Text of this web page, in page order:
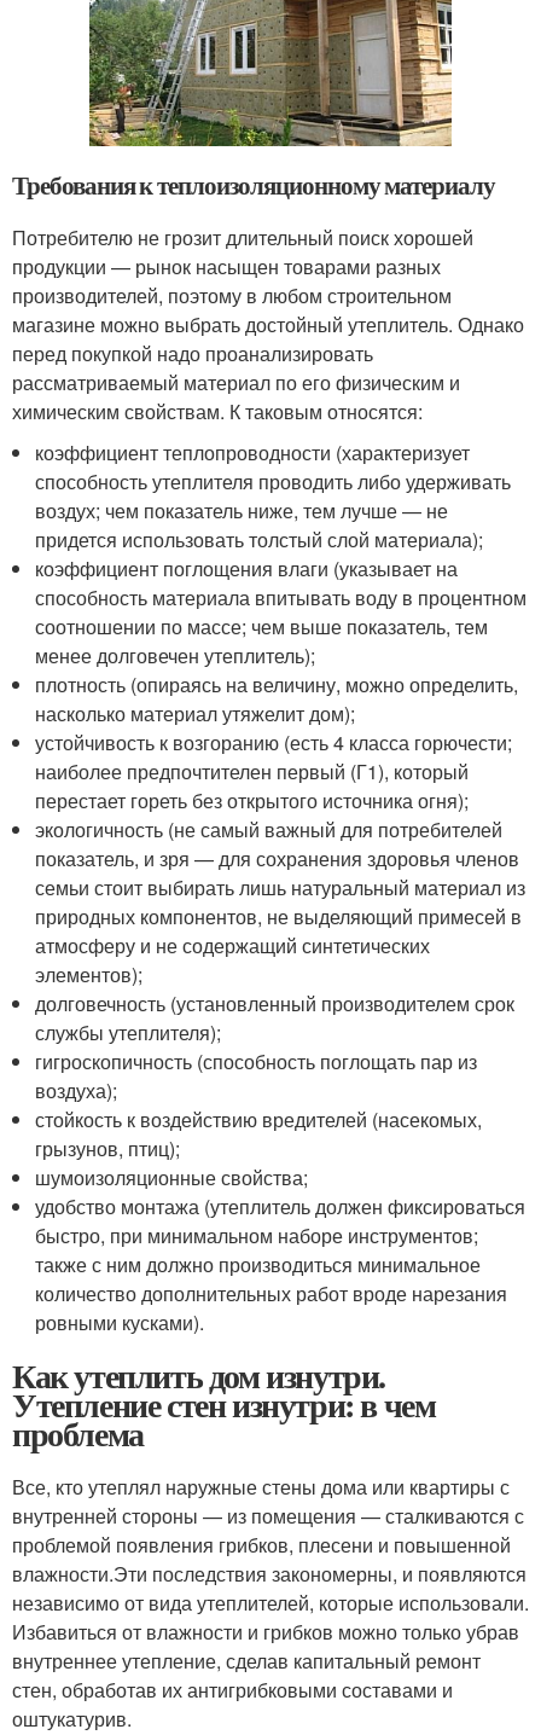
Требования к теплоизоляционному материалу
Потребителю не грозит длительный поиск хорошей
продукции — рынок насыщен товарами разных
производителей, поэтому в любом строительном
магазине можно выбрать достойный утеплитель. Однако
перед покупкой надо проанализировать
рассматриваемый материал по его физическим и
химическим свойствам. К таковым относятся:
коэффициент теплопроводности (характеризует
способность утеплителя проводить либо удерживать
воздух; чем показатель ниже, тем лучше — не
придется использовать толстый слой материала);
коэффициент поглощения влаги (указывает на
способность материала впитывать воду в процентном
соотношении по массе; чем выше показатель, тем
менее долговечен утеплитель);
плотность (опираясь на величину, можно определить,
насколько материал утяжелит дом);
устойчивость к возгоранию (есть 4 класса горючести;
наиболее предпочтителен первый (Г1), который
перестает гореть без открытого источника огня);
экологичность (не самый важный для потребителей
показатель, и зря — для сохранения здоровья членов
семьи стоит выбирать лишь натуральный материал из
природных компонентов, не выделяющий примесей в
атмосферу и не содержащий синтетических
элементов);
долговечность (установленный производителем срок
службы утеплителя);
гигроскопичность (способность поглощать пар из
воздуха);
стойкость к воздействию вредителей (насекомых,
грызунов, птиц);
шумоизоляционные свойства;
удобство монтажа (утеплитель должен фиксироваться
быстро, при минимальном наборе инструментов;
также с ним должно производиться минимальное
количество дополнительных работ вроде нарезания
ровными кусками).
Как утеплить дом изнутри.
Утепление стен изнутри: в чем
проблема
Все, кто утеплял наружные стены дома или квартиры с
внутренней стороны — из помещения — сталкиваются с
проблемой появления грибков, плесени и повышенной
влажности.Эти последствия закономерны, и появляются
независимо от вида утеплителей, которые использовали.
Избавиться от влажности и грибков можно только убрав
внутреннее утепление, сделав капитальный ремонт
стен, обработав их антигрибковыми составами и
оштукатурив.